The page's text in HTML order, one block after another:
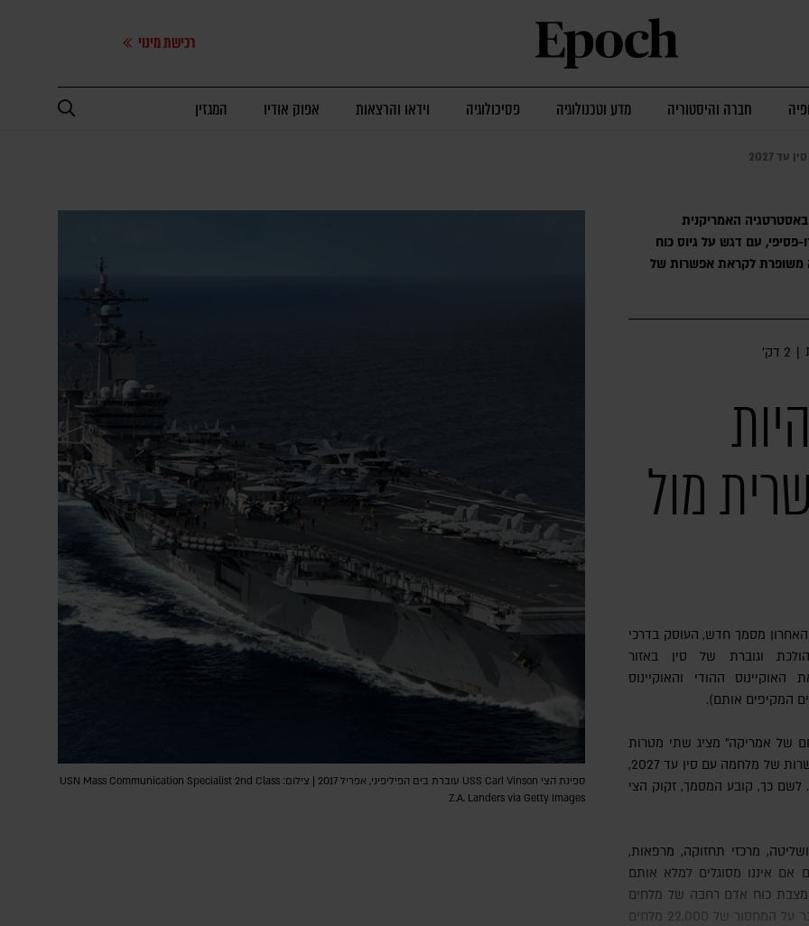
רכישת מינוי
חברה והיסטוריה מדע וטכנולוגיה פסיכולוגיה וידאו והרצאות אפוק אודיו המגזין
2027
האמריקנית
פסיפי, עם דגש על גיוס כוח
משופרת לקראת אפשרות של
| 2 דק׳
מול
מסמך חדש, העוסק בדרכי
וגוברת של סין באזור
ההודי והאוקיינוס
המקיפים אותם).
של אמריקה" מציג שתי מטרות
אסטרטגיות לצי האמריקני: "להתכונן לאפשרות של מלחמה עם סין עד 2027,
לשם כך, קובע המסמך, זקוק הצי
אם איננו מסוגלים למלא אותם
מצבת כוח אדם רחבה של מלחים
ואזרחים כדי לספק יתרון בלחימה ולהתגבר על המחסור של 22,000 מלחים
ספינת הצי USS Carl Vinson עוברת בים הפיליפיני, אפריל 2017 | צילום: USN Mass Communication Specialist 2nd Class
Z.A. Landers via Getty Images